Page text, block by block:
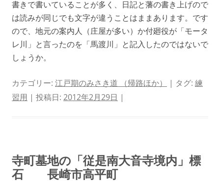
書きで書いていることが多く、日記と藩の書き上げので
は読みが同じでも文字が違うことはままあります。です
ので、地元の案内人（庄屋が多い）か付廻役が「モータ
レ川」と言ったのを「馬渡川」と記入したのではないで
しょうか。
カテゴリー: 江戸期のみさき道 （帰路ほか） | タグ: 練
習用 | 投稿日: 2012年2月29日 |
寺町墓地の「従是南大音寺境内」標
石 長崎市高平町